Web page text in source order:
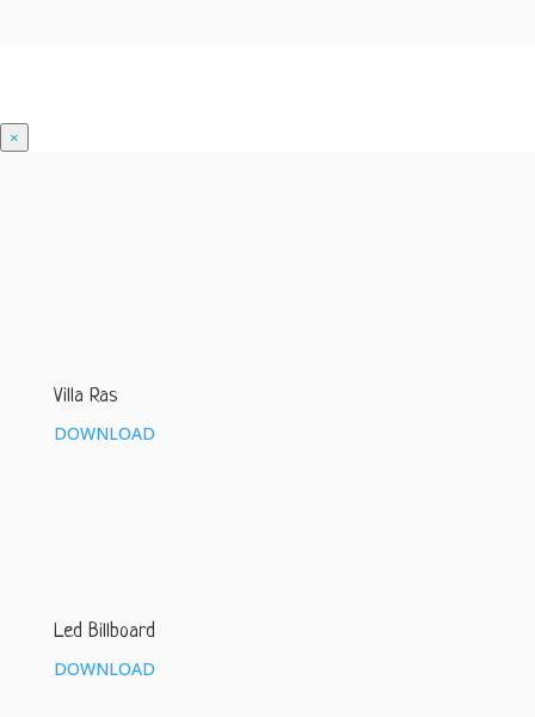
×
Villa Ras
DOWNLOAD
Led Billboard
DOWNLOAD